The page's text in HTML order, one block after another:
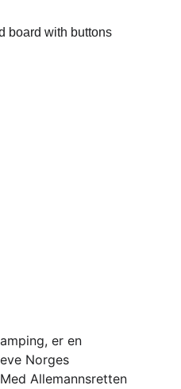
er en
Norges
Allemannsretten